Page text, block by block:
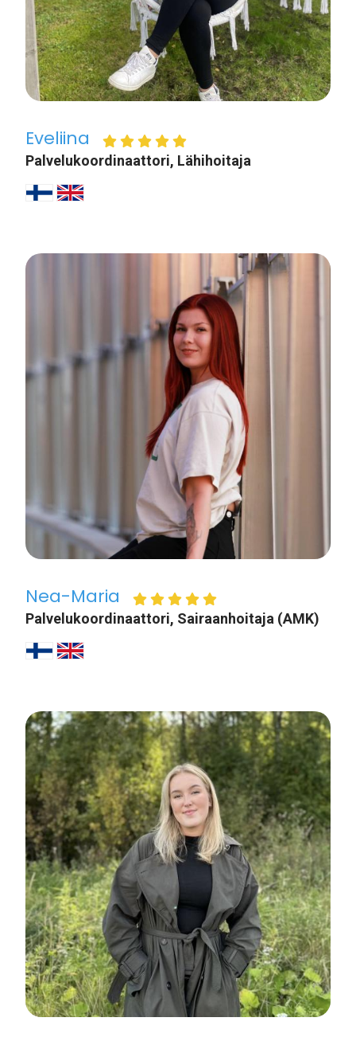
Eveliina
Palvelukoordinaattori, Lähihoitaja
Nea-Maria
Palvelukoordinaattori, Sairaanhoitaja (AMK)